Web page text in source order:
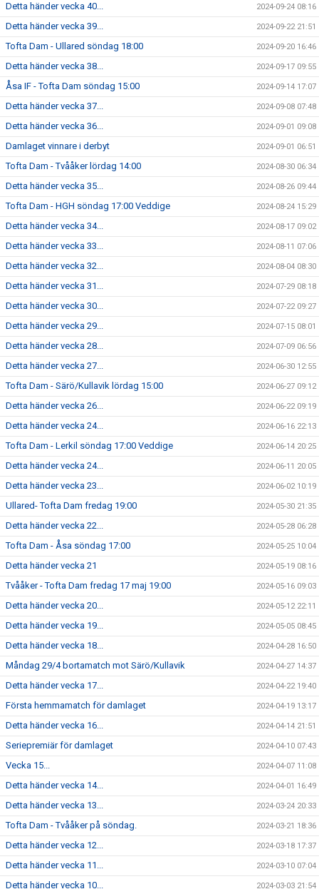
Detta händer vecka 40... 2024-09-24 08:16
Detta händer vecka 39... 2024-09-22 21:51
Tofta Dam - Ullared söndag 18:00 2024-09-20 16:46
Detta händer vecka 38... 2024-09-17 09:55
Åsa IF - Tofta Dam söndag 15:00 2024-09-14 17:07
Detta händer vecka 37... 2024-09-08 07:48
Detta händer vecka 36... 2024-09-01 09:08
Damlaget vinnare i derbyt 2024-09-01 06:51
Tofta Dam - Tvååker lördag 14:00 2024-08-30 06:34
Detta händer vecka 35... 2024-08-26 09:44
Tofta Dam - HGH söndag 17:00 Veddige 2024-08-24 15:29
Detta händer vecka 34... 2024-08-17 09:02
Detta händer vecka 33... 2024-08-11 07:06
Detta händer vecka 32... 2024-08-04 08:30
Detta händer vecka 31... 2024-07-29 08:18
Detta händer vecka 30... 2024-07-22 09:27
Detta händer vecka 29... 2024-07-15 08:01
Detta händer vecka 28... 2024-07-09 06:56
Detta händer vecka 27... 2024-06-30 12:55
Tofta Dam - Särö/Kullavik lördag 15:00 2024-06-27 09:12
Detta händer vecka 26... 2024-06-22 09:19
Detta händer vecka 24... 2024-06-16 22:13
Tofta Dam - Lerkil söndag 17:00 Veddige 2024-06-14 20:25
Detta händer vecka 24... 2024-06-11 20:05
Detta händer vecka 23... 2024-06-02 10:19
Ullared- Tofta Dam fredag 19:00 2024-05-30 21:35
Detta händer vecka 22... 2024-05-28 06:28
Tofta Dam - Åsa söndag 17:00 2024-05-25 10:04
Detta händer vecka 21 2024-05-19 08:16
Tvååker - Tofta Dam fredag 17 maj 19:00 2024-05-16 09:03
Detta händer vecka 20... 2024-05-12 22:11
Detta händer vecka 19... 2024-05-05 08:45
Detta händer vecka 18... 2024-04-28 16:50
Måndag 29/4 bortamatch mot Särö/Kullavik 2024-04-27 14:37
Detta händer vecka 17... 2024-04-22 19:40
Första hemmamatch för damlaget 2024-04-19 13:17
Detta händer vecka 16... 2024-04-14 21:51
Seriepremiär för damlaget 2024-04-10 07:43
Vecka 15... 2024-04-07 11:08
Detta händer vecka 14... 2024-04-01 16:49
Detta händer vecka 13... 2024-03-24 20:33
Tofta Dam - Tvååker på söndag. 2024-03-21 18:36
Detta händer vecka 12... 2024-03-18 17:37
Detta händer vecka 11... 2024-03-10 07:04
Detta händer vecka 10... 2024-03-03 21:54